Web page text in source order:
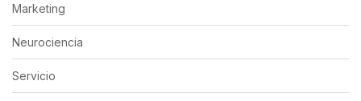
Marketing
Neurociencia
Servicio